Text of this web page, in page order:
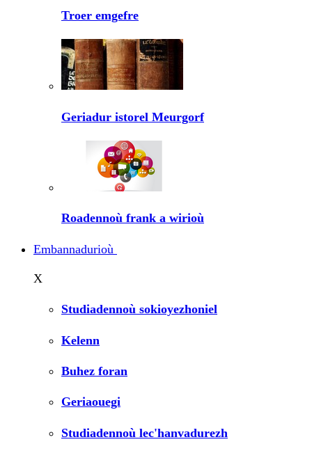
Troer emgefre
Geriadur istorel Meurgorf
Roadennoù frank a wirioù
Embannadurioù
X
Studiadennoù sokioyezhoniel
Kelenn
Buhez foran
Geriaouegi
Studiadennoù lec'hanvadurezh